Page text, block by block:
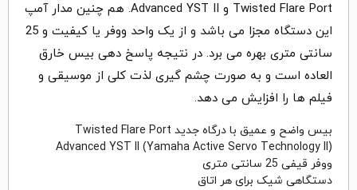
Twisted Flare Port و Advanced YST II. هم چنین مدار آمپ
این دستگاه مجزا می باشد و از یک واحد ووفر یا کیفیت و 25
سانتی متری بهره می برد. در نتیجه پاسخ دهی بیس خارق
العاده است و به صورت چشم گیری لذت کلی از موسیقی و
فیلم ها را افزایش می دهد.
بیس واضح و عمیق با درگاه جدید Twisted Flare Port
Advanced YST II (Yamaha Active Servo Technology II)
ووفر قیفی 25 سانتی متری
دستگاهی شیک برای هر اتاق